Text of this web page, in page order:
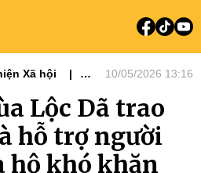
Xã hội
10/05/2026 13:16
Lộc Dã trao
hỗ trợ người
hộ khó khăn